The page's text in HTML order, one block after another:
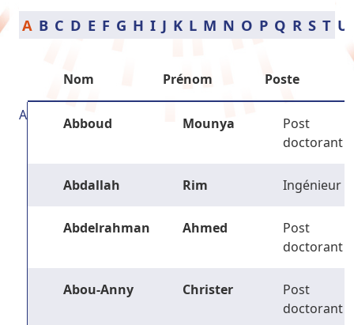
A B C D E F G H I J K L M N O P Q R S T U
Nom Prénom Poste
A Abboud Mounya
Post
doctorant
Abdallah Rim Ingénieur
Abdelrahman Ahmed
Post
doctorant
Abou-Anny Christer
Post
doctorant